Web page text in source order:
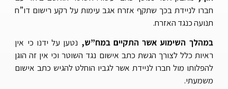
חברו לניידת בכך שתקף אזרח אגב עימות על רקע רישום דו”ח
תנועה כנגד האזרח.
במהלך השימוע אשר התקיים במח”ש, נטען על ידנו כי אין
ראיות כלל לצורך הגשת כתב אישום נגד השוטר וכי אין זה הוגן
להפלותו מול חברו לניידת אשר לגביו הוחלט להגיש כתב אישום
משמעתי.